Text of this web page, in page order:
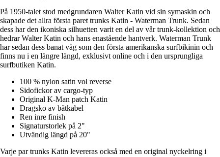
På 1950-talet stod medgrundaren Walter Katin vid sin symaskin och
skapade det allra första paret trunks Katin - Waterman Trunk. Sedan
dess har den ikoniska silhuetten varit en del av vår trunk-kollektion och
hedrar Walter Katin och hans enastående hantverk. Waterman Trunk
har sedan dess banat väg som den första amerikanska surfbikinin och
finns nu i en längre längd, exklusivt online och i den ursprungliga
surfbutiken Katin.
100 % nylon satin vol reverse
Sidofickor av cargo-typ
Original K-Man patch Katin
Dragsko av båtkabel
Ren inre finish
Signaturstorlek på 2"
Utvändig längd på 20"
Varje par trunks Katin levereras också med en original nyckelring i